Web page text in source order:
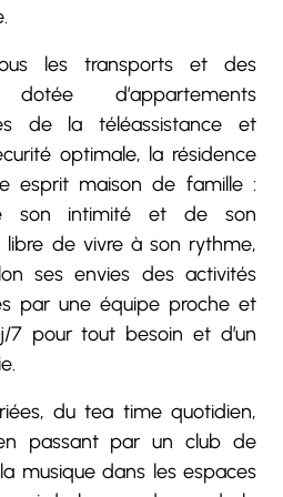
les transports et des
d’appartements
de la téléassistance et
optimale, la résidence
esprit maison de famille :
son intimité et de son
de vivre à son rythme,
ses envies des activités
par une équipe proche et
7 pour tout besoin et d’un
du tea time quotidien,
passant par un club de
musique dans les espaces